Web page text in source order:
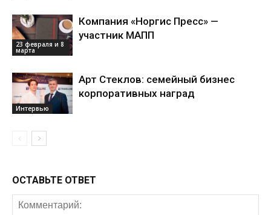
23 февраля и 8
марта
Компания «Норгис Пресс» —
участник МАПП
Интервью
Арт Стеклов: семейный бизнес
корпоративных наград
ОСТАВЬТЕ ОТВЕТ